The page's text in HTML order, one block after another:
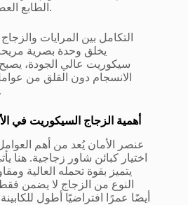
الطابع العصري لكبائن الشاور الزجاجية.
التكامل بين المرايات
يخلق وحدة بصرية
سيكوريت عالي الجودة،
الانسجام دون القلق من
للرطوبة على المدى الطويل.
أهمية الزجاج السيكوريت في
عنصر الأمان يُعد من أهم
اختيار كبائن شاور زجاجية. هنا
يتميز بقوة تحمله العالية
النوع من الزجاج لا يضمن
أيضًا عمرًا افتراضيًا أطول